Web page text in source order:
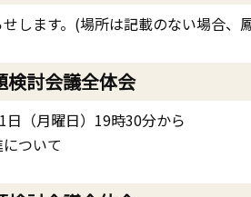
します。(場所は記載のない場合、
検討会議全体会
日（月曜日）19時30分から
ついて